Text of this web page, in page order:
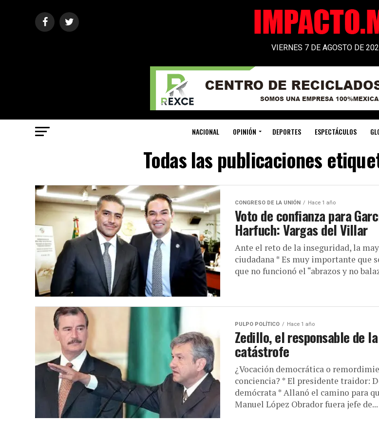
VIERNES 7 DE AGOSTO DE
NACIONAL OPINIÓN DEPORTES ESPECTÁCULOS
Todas las publicaciones
CONGRESO DE LA UNIÓN Hace 1 año
Voto de confianza para
Harfuch: Vargas del Villar
Ante el reto de la inseguridad, la
ciudadana * Es muy importante que
que no funcionó el “abrazos y no
PULPO POLÍTICO Hace 1 año
Zedillo, el responsable de la
catástrofe
¿Vocación democrática o
conciencia? * El presidente traidor:
demócrata * Allanó el camino para
Manuel López Obrador fuera jefe de...